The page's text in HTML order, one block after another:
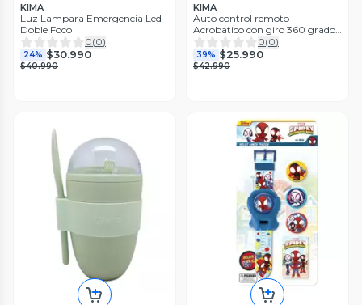
KIMA
Luz Lampara Emergencia Led
Doble Foco
0(0)
24% $30.990
$40.990
KIMA
Auto control remoto
Acrobatico con giro 360 grados
Azul
0(0)
39% $25.990
$42.990